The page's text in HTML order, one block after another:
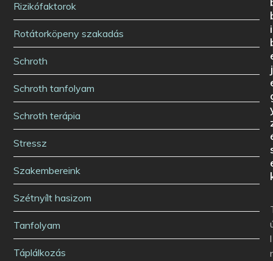
Rizikófaktorok
Rotátorköpeny szakadás
Schroth
Schroth tanfolyam
Schroth terápia
Stressz
Szakembereink
Szétnyílt hasizom
Tanfolyam
Táplálkozás
i
j
l